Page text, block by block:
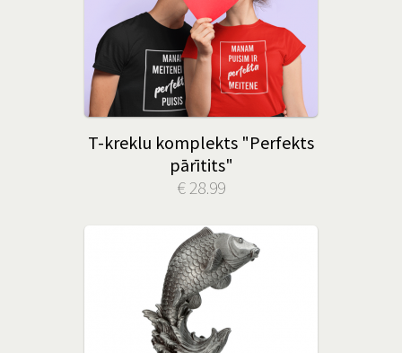
T-kreklu komplekts "Perfekts
pārītits"
€ 28.99